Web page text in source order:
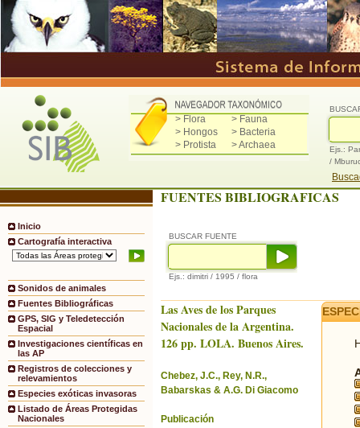
> Flora
> Fauna
> Hongos
> Bacteria
> Protista
> Archaea
Ejs.:
/
Inicio
Cartografía interactiva
Sonidos de animales
Fuentes Bibliográficas
GPS, SIG y Teledetección
Espacial
Investigaciones científicas en
las AP
Registros de colecciones y
relevamientos
Especies exóticas invasoras
Listado de Áreas Protegidas
Nacionales
FUENTES BIBLIOGRAFICAS
BUSCAR FUENTE
Ejs.: dimitri / 1995 / flora
Las Aves de los Parques
Nacionales de la Argentina.
126 pp. LOLA. Buenos Aires.
Chebez, J.C., Rey, N.R.,
Babarskas & A.G. Di Giacomo
Publicación